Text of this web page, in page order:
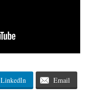
LinkedIn Email